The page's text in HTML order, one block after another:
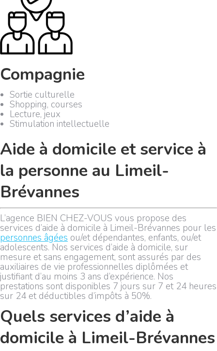
Compagnie
Sortie culturelle
Shopping, courses
Lecture, jeux
Stimulation intellectuelle
Aide à domicile et service à
la personne au Limeil-
Brévannes
L’agence BIEN CHEZ-VOUS vous propose des
services d’aide à domicile à Limeil-Brévannes pour les
personnes âgées ou/et dépendantes, enfants, ou/et
adolescents. Nos services d’aide à domicile, sur
mesure et sans engagement, sont assurés par des
auxiliaires de vie professionnelles diplômées et
justifiant d’au moins 3 ans d’expérience. Nos
prestations sont disponibles 7 jours sur 7 et 24 heures
sur 24 et déductibles d’impôts à 50%.
Quels services d’aide à
domicile à Limeil-Brévannes